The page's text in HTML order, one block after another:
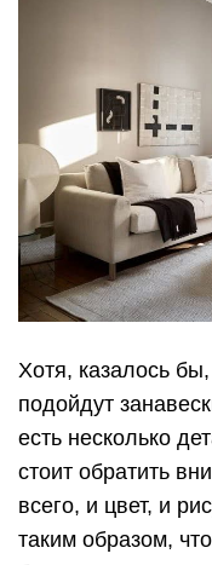
Хотя, казалось
подойдут
есть несколько
стоит обратить
всего, и цвет, и
таким образом,